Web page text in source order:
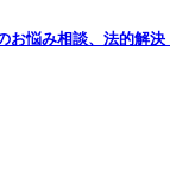
お悩み相談、法的解